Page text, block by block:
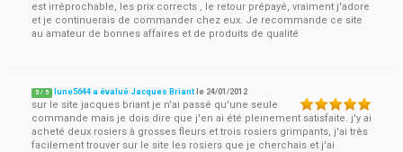
est irréprochable, les prix corrects , le retour prépayé, vraiment j'adore
et je continuerais de commander chez eux. Je recommande ce site
au amateur de bonnes affaires et de produits de qualité
5 / 5 lune5644 a évalué Jacques Briant le 24/01/2012
sur le site jacques briant je n'ai passé qu'une seule
commande mais je dois dire que j'en ai été pleinement satisfaite. j'y ai
acheté deux rosiers à grosses fleurs et trois rosiers grimpants, j'ai très
facilement trouver sur le site les rosiers que je cherchais et j'ai